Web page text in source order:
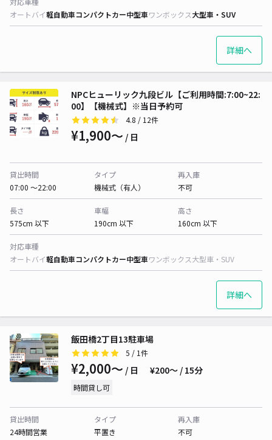
オートバイ軽自動車コンパクトカー中型車ワンボックス大型車・SUV
詳細へ
NPCヒューリック九段ビル【ご利用時間:7:00~22:
00】【機械式】※当日予約可
4.8 / 12件
¥1,900〜 / 日
貸出時間
07:00 〜22:00
タイプ
機械式（有人）
再入庫
不可
長さ
575cm 以下
車幅
190cm 以下
高さ
160cm 以下
対応車種
オートバイ軽自動車コンパクトカー中型車ワンボックス大型車・SUV
詳細へ
飯田橋2丁目13駐車場
5 / 1件
¥2,000〜 / 日 ¥200〜 / 15分
時間貸し可
貸出時間
24時間営業
タイプ
平置き
再入庫
不可